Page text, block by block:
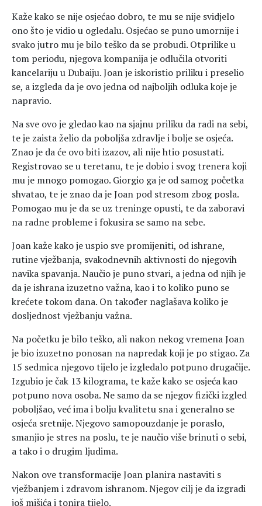
Kaže kako se nije osjećao dobro, te mu se nije svidjelo
ono što je vidio u ogledalu. Osjećao se puno umornije i
svako jutro mu je bilo teško da se probudi. Otprilike u
tom periodu, njegova kompanija je odlučila otvoriti
kancelariju u Dubaiju. Joan je iskoristio priliku i preselio
se, a izgleda da je ovo jedna od najboljih odluka koje je
napravio.
Na sve ovo je gledao kao na sjajnu priliku da radi na sebi,
te je zaista želio da poboljša zdravlje i bolje se osjeća.
Znao je da će ovo biti izazov, ali nije htio posustati.
Registrovao se u teretanu, te je dobio i svog trenera koji
mu je mnogo pomogao. Giorgio ga je od samog početka
shvatao, te je znao da je Joan pod stresom zbog posla.
Pomogao mu je da se uz treninge opusti, te da zaboravi
na radne probleme i fokusira se samo na sebe.
Joan kaže kako je uspio sve promijeniti, od ishrane,
rutine vježbanja, svakodnevnih aktivnosti do njegovih
navika spavanja. Naučio je puno stvari, a jedna od njih je
da je ishrana izuzetno važna, kao i to koliko puno se
krećete tokom dana. On također naglašava koliko je
dosljednost vježbanju važna.
Na početku je bilo teško, ali nakon nekog vremena Joan
je bio izuzetno ponosan na napredak koji je po stigao. Za
15 sedmica njegovo tijelo je izgledalo potpuno drugačije.
Izgubio je čak 13 kilograma, te kaže kako se osjeća kao
potpuno nova osoba. Ne samo da se njegov fizički izgled
poboljšao, već ima i bolju kvalitetu sna i generalno se
osjeća sretnije. Njegovo samopouzdanje je poraslo,
smanjio je stres na poslu, te je naučio više brinuti o sebi,
a tako i o drugim ljudima.
Nakon ove transformacije Joan planira nastaviti s
vježbanjem i zdravom ishranom. Njegov cilj je da izgradi
još mišića i tonira tijelo.